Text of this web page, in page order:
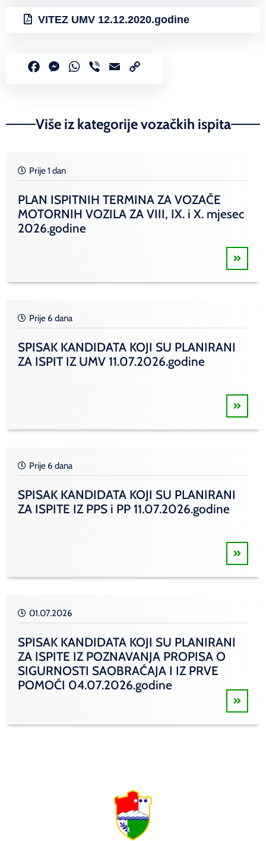
VITEZ UMV 12.12.2020.godine
FacebookMessenger
WhatsApp
Viber Email
Više iz kategorije vozačkih ispita
Prije 1 dan
PLAN ISPITNIH TERMINA ZA VOZAČE
MOTORNIH VOZILA ZA VIII, IX. i X. mjesec
2026.godine
Prije 6 dana
SPISAK KANDIDATA KOJI SU PLANIRANI
ZA ISPIT IZ UMV 11.07.2026.godine
Prije 6 dana
SPISAK KANDIDATA KOJI SU PLANIRANI
ZA ISPITE IZ PPS i PP 11.07.2026.godine
01.07.2026
SPISAK KANDIDATA KOJI SU PLANIRANI
ZA ISPITE IZ POZNAVANJA PROPISA O
SIGURNOSTI SAOBRAĆAJA I IZ PRVE
POMOĆI 04.07.2026.godine